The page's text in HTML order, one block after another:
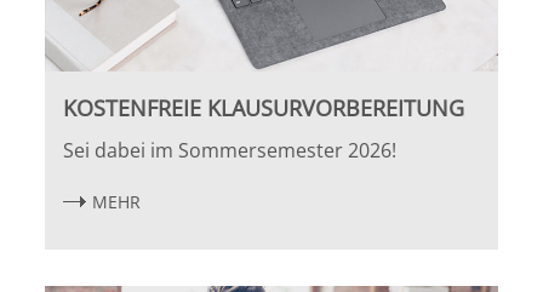
KOSTENFREIE KLAUSURVORBEREITUNG
Sei dabei im Sommersemester 2026!
MEHR
Leipzig
Lüneburg